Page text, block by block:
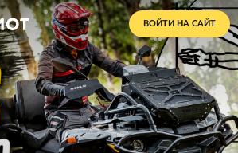
ВОЙТИ НА САЙТ